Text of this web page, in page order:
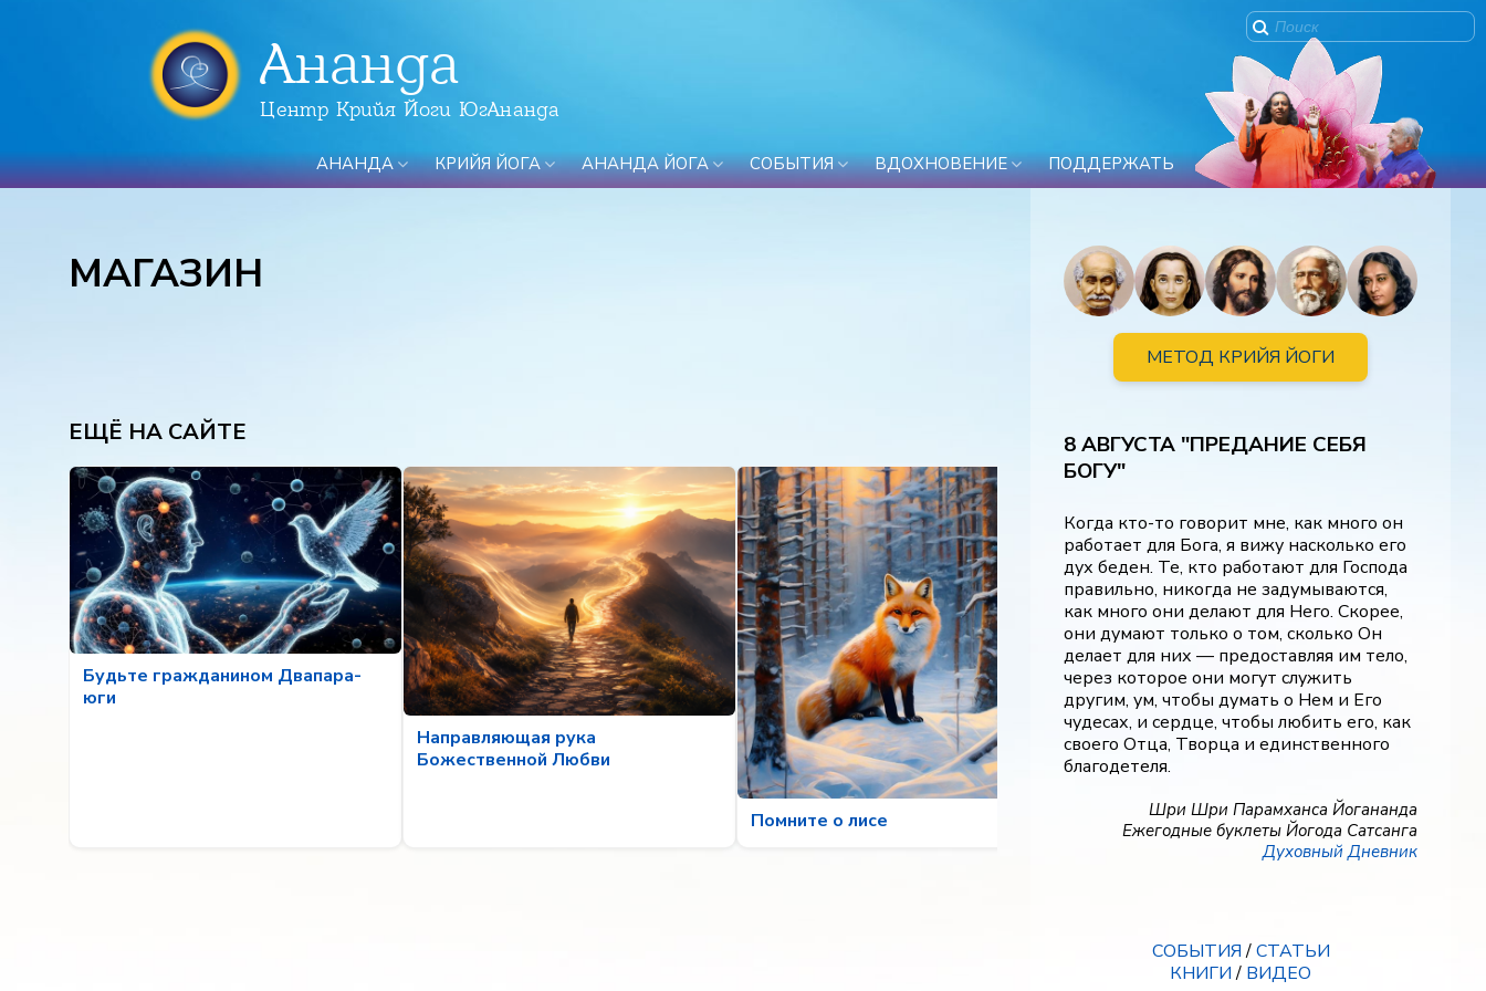
Ананда
Центр Крийя Йоги ЮгАнанда
АНАНДА КРИЙЯ ЙОГА АНАНДА ЙОГА СОБЫТИЯ ВДОХНОВЕНИЕ ПОДДЕРЖАТЬ
МАГАЗИН
ЕЩЁ НА САЙТЕ
Будьте гражданином Двапара-
юги
Направляющая рука
Божественной Любви
Помните о лисе
Путешествие Дживана
МЕТОД КРИЙЯ ЙОГИ
8 АВГУСТА "ПРЕДАНИЕ СЕБЯ
БОГУ"
Когда кто-то говорит мне, как много он
работает для Бога, я вижу насколько его
дух беден. Те, кто работают для Господа
правильно, никогда не задумываются,
как много они делают для Него. Скорее,
они думают только о том, сколько Он
делает для них — предоставляя им тело,
через которое они могут служить
другим, ум, чтобы думать о Нем и Его
чудесах, и сердце, чтобы любить его, как
своего Отца, Творца и единственного
благодетеля.
Шри Шри Парамханса Йогананда
Ежегодные буклеты Йогода Сатсанга
Духовный Дневник
СОБЫТИЯ/СТАТЬИ
КНИГИ/ ВИДЕО